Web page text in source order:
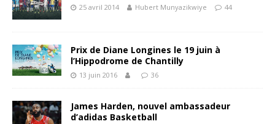
25 avril 2014 Hubert Munyazikwiye 44
Prix de Diane Longines le 19 juin à
l’Hippodrome de Chantilly
13 juin 2016 36
James Harden, nouvel ambassadeur
d’adidas Basketball